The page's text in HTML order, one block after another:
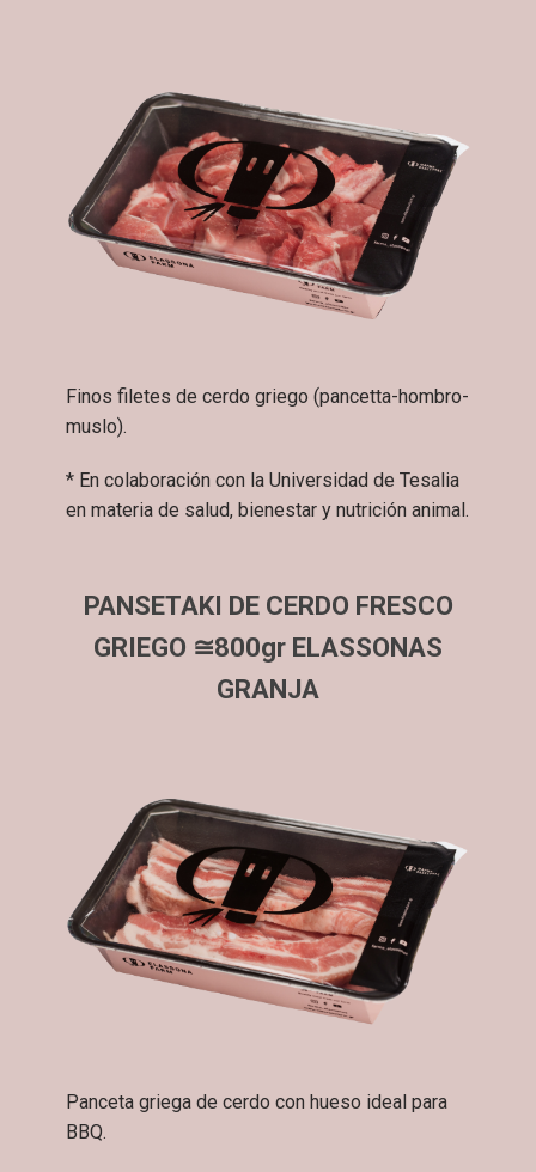
Finos filetes de cerdo griego (pancetta-hombro-
muslo).
* En colaboración con la Universidad de Tesalia
en materia de salud, bienestar y nutrición animal.
PANSETAKI DE CERDO FRESCO
GRIEGO ≅800gr ELASSONAS
GRANJA
Panceta griega de cerdo con hueso ideal para
BBQ.